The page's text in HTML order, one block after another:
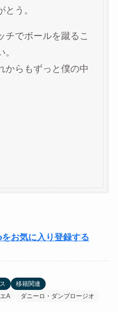
う。
チでボールを蹴るこ
からもずっと僕の中
お気に入り登録する
移籍関連
A
ダニーロ・ダンブロージオ